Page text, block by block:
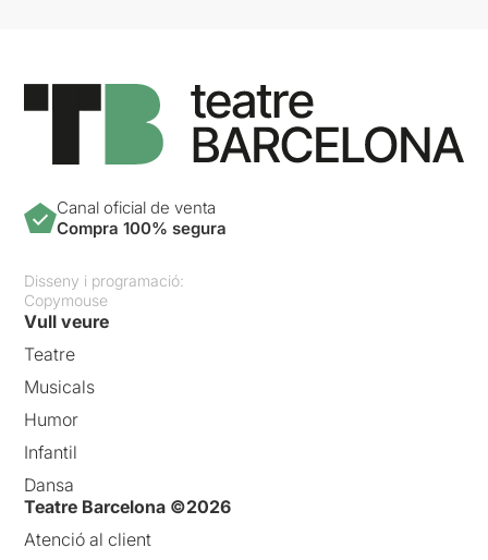
Canal oficial de venta
Compra 100% segura
Disseny i programació:
Copymouse
Vull veure
Teatre
Musicals
Humor
Infantil
Dansa
Teatre Barcelona ©2026
Atenció al client